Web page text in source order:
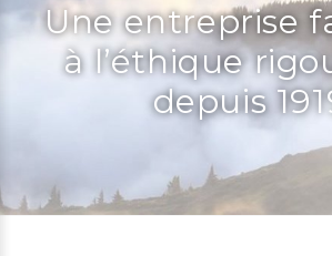
Une entreprise
à l’éthique
depuis